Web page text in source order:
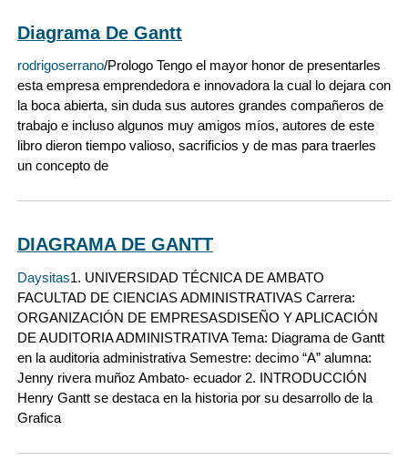
Diagrama De Gantt
rodrigoserrano/Prologo Tengo el mayor honor de presentarles
esta empresa emprendedora e innovadora la cual lo dejara con
la boca abierta, sin duda sus autores grandes compañeros de
trabajo e incluso algunos muy amigos míos, autores de este
libro dieron tiempo valioso, sacrificios y de mas para traerles
un concepto de
DIAGRAMA DE GANTT
Daysitas1. UNIVERSIDAD TÉCNICA DE AMBATO
FACULTAD DE CIENCIAS ADMINISTRATIVAS Carrera:
ORGANIZACIÓN DE EMPRESASDISEÑO Y APLICACIÓN
DE AUDITORIA ADMINISTRATIVA Tema: Diagrama de Gantt
en la auditoria administrativa Semestre: decimo “A” alumna:
Jenny rivera muñoz Ambato- ecuador 2. INTRODUCCIÓN
Henry Gantt se destaca en la historia por su desarrollo de la
Grafica